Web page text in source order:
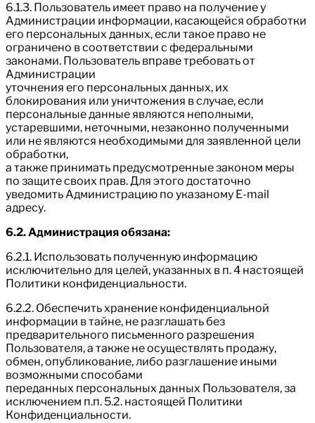
6.1.3. Пользователь имеет право на получение у
Администрации информации, касающейся обработки
его персональных данных, если такое право не
ограничено в соответствии с федеральными
законами. Пользователь вправе требовать от
Администрации
уточнения его персональных данных, их
блокирования или уничтожения в случае, если
персональные данные являются неполными,
устаревшими, неточными, незаконно полученными
или не являются необходимыми для заявленной цели
обработки,
а также принимать предусмотренные законом меры
по защите своих прав. Для этого достаточно
уведомить Администрацию по указаному E-mail
адресу.
6.2. Администрация обязана:
6.2.1. Использовать полученную информацию
исключительно для целей, указанных в п. 4 настоящей
Политики конфиденциальности.
6.2.2. Обеспечить хранение конфиденциальной
информации в тайне, не разглашать без
предварительного письменного разрешения
Пользователя, а также не осуществлять продажу,
обмен, опубликование, либо разглашение иными
возможными способами
переданных персональных данных Пользователя, за
исключением п.п. 5.2. настоящей Политики
Конфиденциальности.